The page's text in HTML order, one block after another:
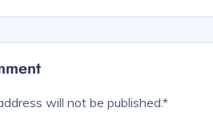
will not be published.*